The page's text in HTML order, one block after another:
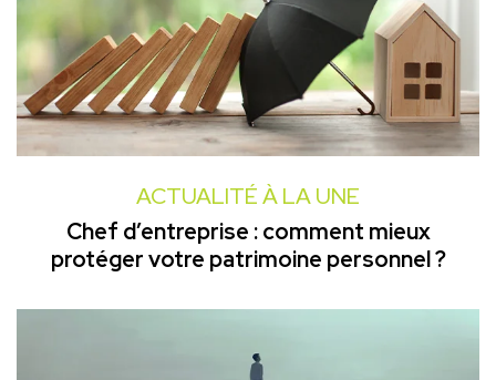
ACTUALITÉ À LA UNE
Chef d’entreprise : comment mieux
protéger votre patrimoine personnel ?